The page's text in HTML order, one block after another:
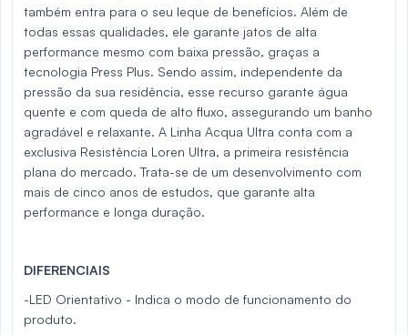
também entra para o seu leque de benefícios. Além de
todas essas qualidades, ele garante jatos de alta
performance mesmo com baixa pressão, graças a
tecnologia Press Plus. Sendo assim, independente da
pressão da sua residência, esse recurso garante água
quente e com queda de alto fluxo, assegurando um banho
agradável e relaxante. A Linha Acqua Ultra conta com a
exclusiva Resistência Loren Ultra, a primeira resistência
plana do mercado. Trata-se de um desenvolvimento com
mais de cinco anos de estudos, que garante alta
performance e longa duração.
DIFERENCIAIS
-LED Orientativo - Indica o modo de funcionamento do
produto.